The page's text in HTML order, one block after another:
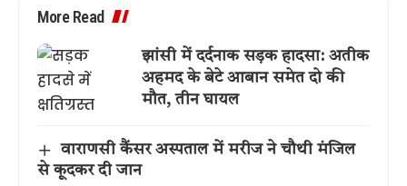
More Read
झांसी में दर्दनाक सड़क हादसा: अतीक
अहमद के बेटे आबान समेत दो की
मौत, तीन घायल
वाराणसी कैंसर अस्पताल में मरीज ने चौथी मंजिल
से कूदकर दी जान